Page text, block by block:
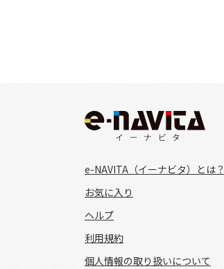
e-NAVITA（イーナビタ）とは？
お気に入り
ヘルプ
利用規約
個人情報の取り扱いについて